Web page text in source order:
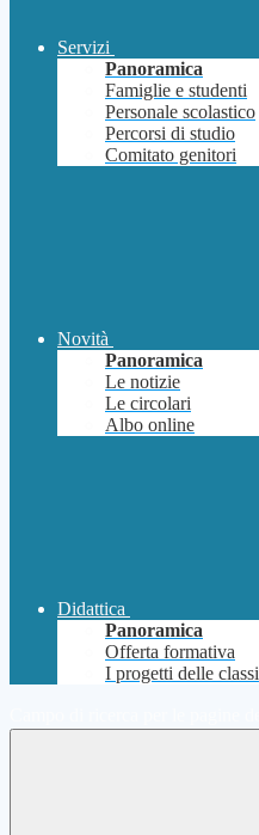
Servizi
Panoramica
Famiglie e studenti
Personale scolastico
Percorsi di studio
Comitato genitori
Novità
Panoramica
Le notizie
Le circolari
Albo online
Didattica
Panoramica
Offerta formativa
I progetti delle classi